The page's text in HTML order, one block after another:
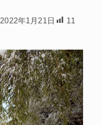
2022年1月21日 11